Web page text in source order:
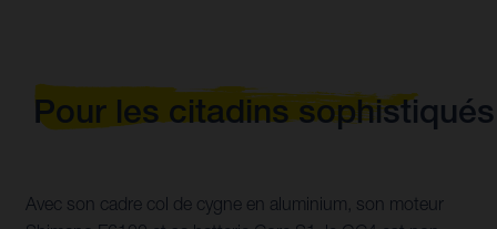
Pour les citadins
Avec son cadre col de cygne en aluminium, son moteur